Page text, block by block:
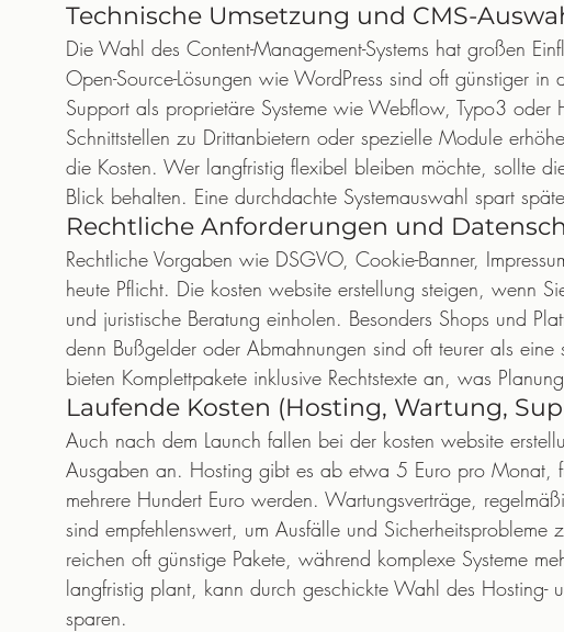
Technische Umsetzung und CMS-
Die Wahl des Content-Management-Systems hat großen
Open-Source-Lösungen wie WordPress sind oft günstiger
Support als proprietäre Systeme wie Webflow, Typo3 oder
Schnittstellen zu Drittanbietern oder spezielle Module
die Kosten. Wer langfristig flexibel bleiben möchte, sollte
Blick behalten. Eine durchdachte Systemauswahl spart
Rechtliche Anforderungen und
Rechtliche Vorgaben wie DSGVO, Cookie-Banner,
heute Pflicht. Die kosten website erstellung steigen, wenn
und juristische Beratung einholen. Besonders Shops und
denn Bußgelder oder Abmahnungen sind oft teurer als eine
bieten Komplettpakete inklusive Rechtstexte an, was
Laufende Kosten (Hosting, Wartung,
Auch nach dem Launch fallen bei der kosten website
Ausgaben an. Hosting gibt es ab etwa 5 Euro pro Monat,
mehrere Hundert Euro werden. Wartungsverträge,
sind empfehlenswert, um Ausfälle und Sicherheitsprobleme
reichen oft günstige Pakete, während komplexe Systeme
langfristig plant, kann durch geschickte Wahl des Hosting-
sparen.